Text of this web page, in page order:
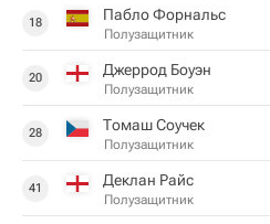
18 Пабло Форнальс
Полузащитник
20 Джеррод Боуэн
Полузащитник
28 Томаш Соучек
Полузащитник
41 Деклан Райс
Полузащитник